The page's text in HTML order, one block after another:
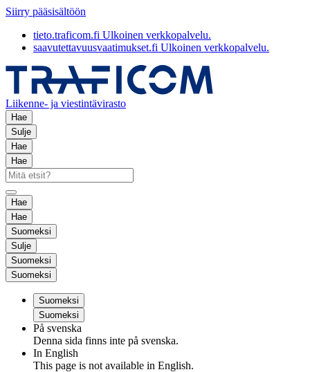
Siirry pääsisältöön
tieto.traficom.fi Ulkoinen verkkopalvelu.
saavutettavuusvaatimukset.fi Ulkoinen verkkopalvelu.
Liikenne- ja viestintävirasto
Hae
Sulje
Hae
Hae
Hae
Hae
Suomeksi
Sulje
Suomeksi
Suomeksi
Suomeksi
Suomeksi
På svenska
Denna sida finns inte på svenska.
In English
This page is not available in English.